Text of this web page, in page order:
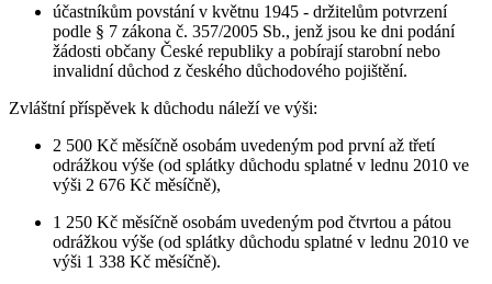
účastníkům povstání v květnu 1945 - držitelům potvrzení
podle § 7 zákona č. 357/2005 Sb., jenž jsou ke dni podání
žádosti občany České republiky a pobírají starobní nebo
invalidní důchod z českého důchodového pojištění.
Zvláštní příspěvek k důchodu náleží ve výši:
2 500 Kč měsíčně osobám uvedeným pod první až třetí
odrážkou výše (od splátky důchodu splatné v lednu 2010 ve
výši 2 676 Kč měsíčně),
1 250 Kč měsíčně osobám uvedeným pod čtvrtou a pátou
odrážkou výše (od splátky důchodu splatné v lednu 2010 ve
výši 1 338 Kč měsíčně).